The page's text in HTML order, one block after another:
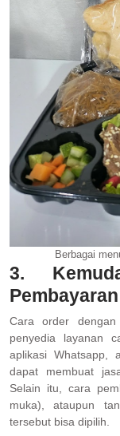
Berbagai
3.
Pembayaran
Cara order
penyedia layanan
aplikasi Whatsapp,
dapat membuat
Selain itu, cara
muka), ataupun
tersebut bisa dipilih.